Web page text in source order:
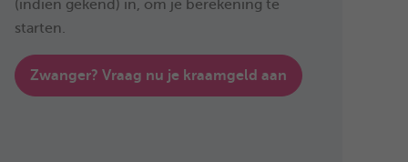
(indien gekend) in, om je berekening te
starten.
Zwanger? Vraag nu je kraamgeld aan